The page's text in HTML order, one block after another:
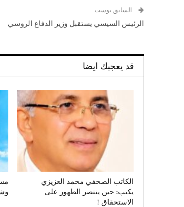
السابق بوست
الرئيس السيسي يستقبل وزير الدفاع الروسي
قد يعجبك ايضا
الكاتب الصحفي محمد العزيزي
يكتب: حين ينتصر الظهور على
الاستحقاق !